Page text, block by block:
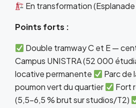
En transformation
Points forts :
Double tramway C et E —
Campus UNISTRA (52 000
locative permanente
Parc de
poumon vert du quartier
Fort
(5,5-6,5 % brut sur studios/T2)